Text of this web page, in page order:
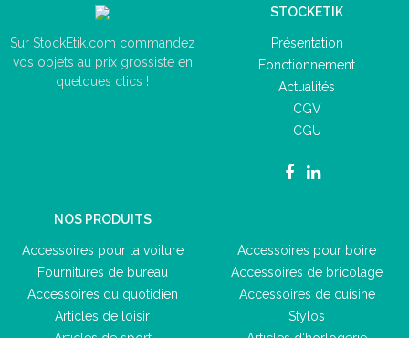
Sur StockEtik.com commandez
vos objets au prix grossiste en
quelques clics !
STOCKETIK
Présentation
Fonctionnement
Actualités
CGV
CGU
NOS PRODUITS
Accessoires pour la voiture
Fournitures de bureau
Accessoires du quotidien
Articles de loisir
Accessoires pour boire
Accessoires de bricolage
Accessoires de cuisine
Stylos